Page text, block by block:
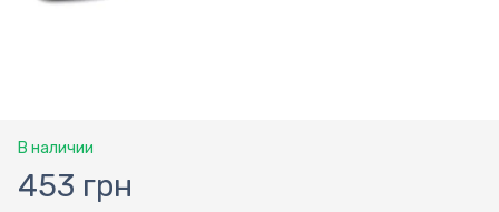
В наличии
453 грн